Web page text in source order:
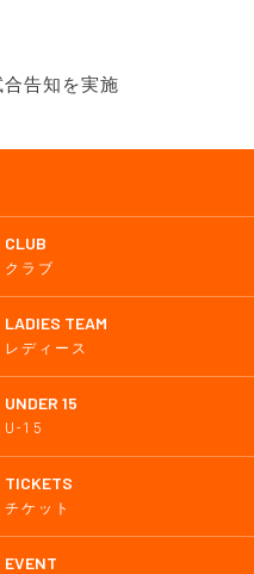
CLUB
クラブ
LADIES TEAM
レディース
UNDER 15
U-15
TICKETS
チケット
EVENT
告知を実施